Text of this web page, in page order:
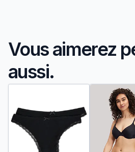
Vous aimerez
aussi.